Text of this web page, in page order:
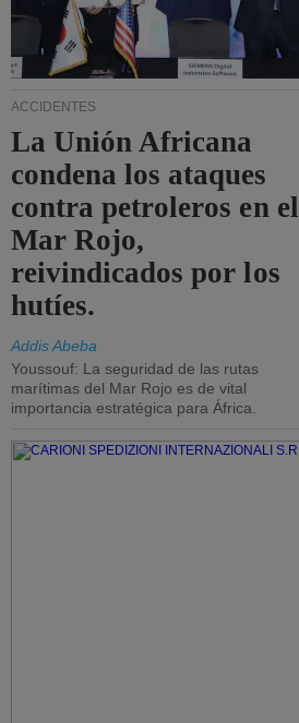
ACCIDENTES
La Unión Africana
condena los ataques
contra petroleros en el
Mar Rojo,
reivindicados por los
hutíes.
Addis Abeba
Youssouf: La seguridad de las rutas
marítimas del Mar Rojo es de vital
importancia estratégica para África.